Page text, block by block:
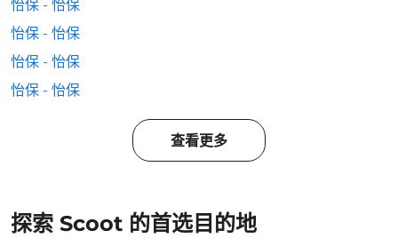
怡保 - 怡保
怡保 - 怡保
怡保 - 怡保
怡保 - 怡保
查看更多
探索 Scoot 的首选目的地